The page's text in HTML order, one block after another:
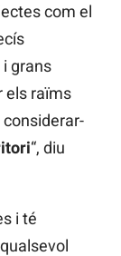
com el
i grans
els raïms
“, diu
i té